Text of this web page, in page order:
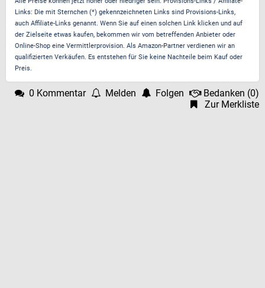
Links: Die mit Sternchen (*) gekennzeichneten Links sind Provisions-Links,
auch Affiliate-Links genannt. Wenn Sie auf einen solchen Link klicken und auf
der Zielseite etwas kaufen, bekommen wir vom betreffenden Anbieter oder
Online-Shop eine Vermittlerprovision. Als Amazon-Partner verdienen wir an
qualifizierten Verkäufen. Es entstehen für Sie keine Nachteile beim Kauf oder
Preis.
0 Kommentar Melden Folgen Bedanken (0)
Zur Merkliste